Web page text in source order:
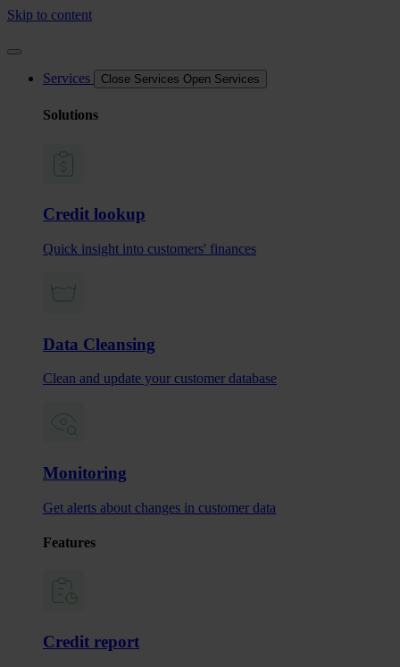
Skip to content
Services Close Services Open Services
Solutions
Credit lookup
Quick insight into customers' finances
Data Cleansing
Clean and update your customer database
Monitoring
Get alerts about changes in customer data
Features
Credit report